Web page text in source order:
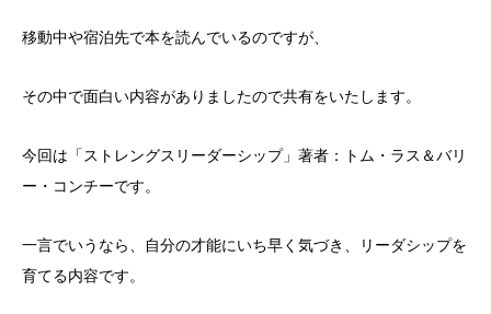
移動中や宿泊先で本を読んでいるのですが、
その中で面白い内容がありましたので共有をいたします。
今回は「ストレングスリーダーシップ」著者：トム・ラス＆バリ
ー・コンチーです。
一言でいうなら、自分の才能にいち早く気づき、リーダシップを
育てる内容です。